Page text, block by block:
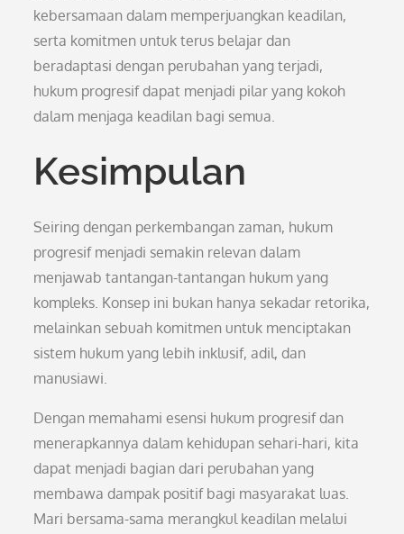
kebersamaan dalam memperjuangkan keadilan,
serta komitmen untuk terus belajar dan
beradaptasi dengan perubahan yang terjadi,
hukum progresif dapat menjadi pilar yang kokoh
dalam menjaga keadilan bagi semua.
Kesimpulan
Seiring dengan perkembangan zaman, hukum
progresif menjadi semakin relevan dalam
menjawab tantangan-tantangan hukum yang
kompleks. Konsep ini bukan hanya sekadar retorika,
melainkan sebuah komitmen untuk menciptakan
sistem hukum yang lebih inklusif, adil, dan
manusiawi.
Dengan memahami esensi hukum progresif dan
menerapkannya dalam kehidupan sehari-hari, kita
dapat menjadi bagian dari perubahan yang
membawa dampak positif bagi masyarakat luas.
Mari bersama-sama merangkul keadilan melalui